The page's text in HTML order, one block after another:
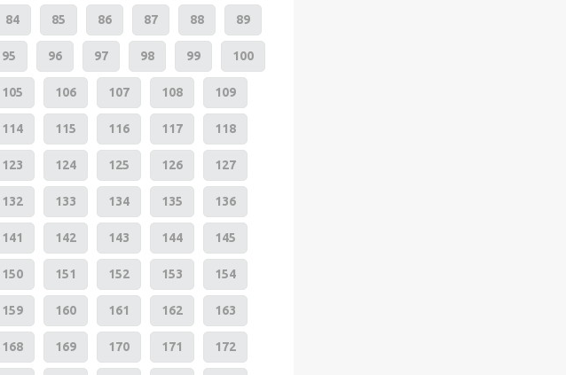
84 85 86 87 88 89
95 96 97 98 99 100
105 106 107 108 109
114 115 116 117 118
123 124 125 126 127
132 133 134 135 136
141 142 143 144 145
150 151 152 153 154
159 160 161 162 163
168 169 170 171 172